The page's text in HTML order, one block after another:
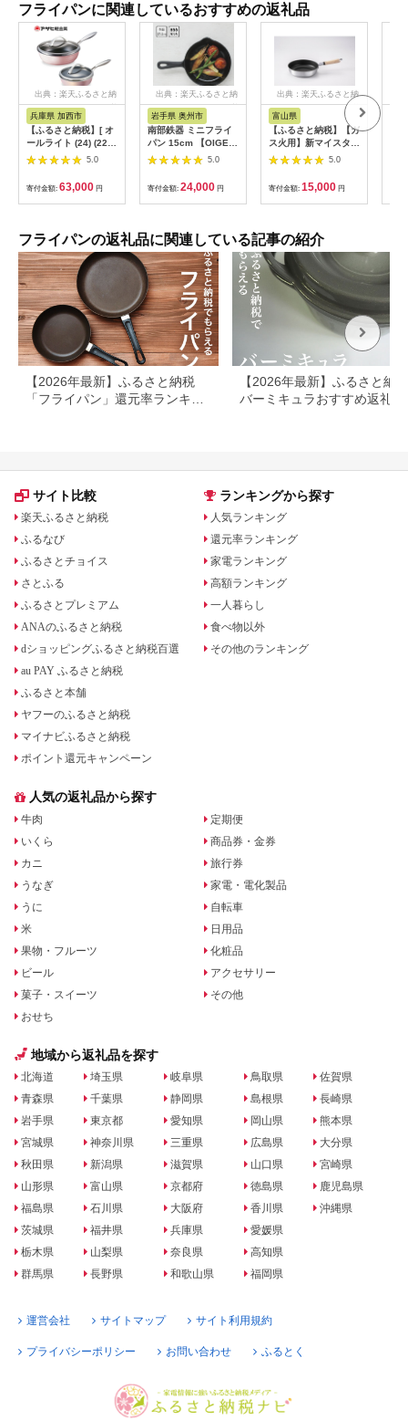
フライパンに関連しているおすすめの返礼品
出典：楽天ふるさと納
税
兵庫県 加西市
【ふるさと納税】[ オ
ールライト (24) (22)
シャンパンピンク ] ア
5.0
寄付金額: 63,000 円
出典：楽天ふるさと納
税
岩手県 奥州市
南部鉄器 ミニフライ
パン 15cm 【OIGEN
作】 伝統工芸品 鉄フ
ライパン キッチン用
品 食器 日用品 調理器
具 アウトドア キャン
プ用品
5.0
寄付金額: 24,000 円
出典：楽天ふるさと納
富山県
【ふるさと納税】【ガ
ス火用】新マイスター
プレミアムフライパン
22cm【1558513】
5.0
寄付金額: 15,000 円
フライパンの返礼品に関連している記事の紹介
【2026年最新】ふるさと納税
「フライパン」還元率ランキン
【2026年最新】ふるさと納
バーミキュラおすすめ返礼品
サイト比較
楽天ふるさと納税
ふるなび
ふるさとチョイス
さとふる
ふるさとプレミアム
ANAのふるさと納税
dショッピングふるさと納税百選
au PAY ふるさと納税
ふるさと本舗
ヤフーのふるさと納税
マイナビふるさと納税
ポイント還元キャンペーン
ランキングから探す
人気ランキング
還元率ランキング
家電ランキング
高額ランキング
一人暮らし
食べ物以外
その他のランキング
人気の返礼品から探す
牛肉
いくら
カニ
うなぎ
うに
米
果物・フルーツ
ビール
菓子・スイーツ
おせち
定期便
商品券・金券
旅行券
家電・電化製品
自転車
日用品
化粧品
アクセサリー
その他
地域から返礼品を探す
北海道
青森県
岩手県
宮城県
秋田県
山形県
福島県
茨城県
栃木県
群馬県
埼玉県
千葉県
東京都
神奈川県
新潟県
富山県
石川県
福井県
山梨県
長野県
岐阜県
静岡県
愛知県
三重県
滋賀県
京都府
大阪府
兵庫県
奈良県
和歌山県
鳥取県
島根県
岡山県
広島県
山口県
徳島県
香川県
愛媛県
高知県
福岡県
佐賀県
長崎県
熊本県
大分県
宮崎県
鹿児島県
沖縄県
運営会社 サイトマップ サイト利用規約
プライバシーポリシー お問い合わせ ふるとく